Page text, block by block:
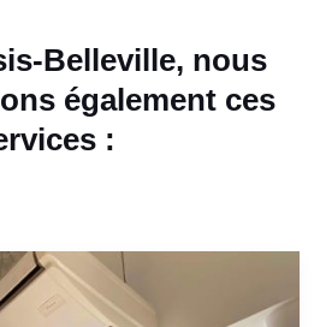
Belleville, nous
également ces
: